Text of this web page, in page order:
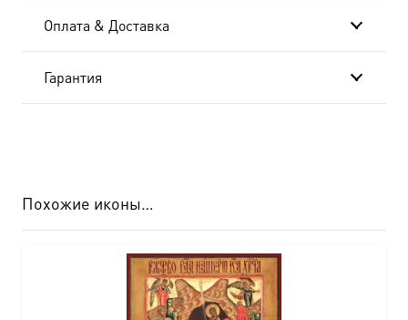
Оплата & Доставка
Гарантия
Похожие иконы…